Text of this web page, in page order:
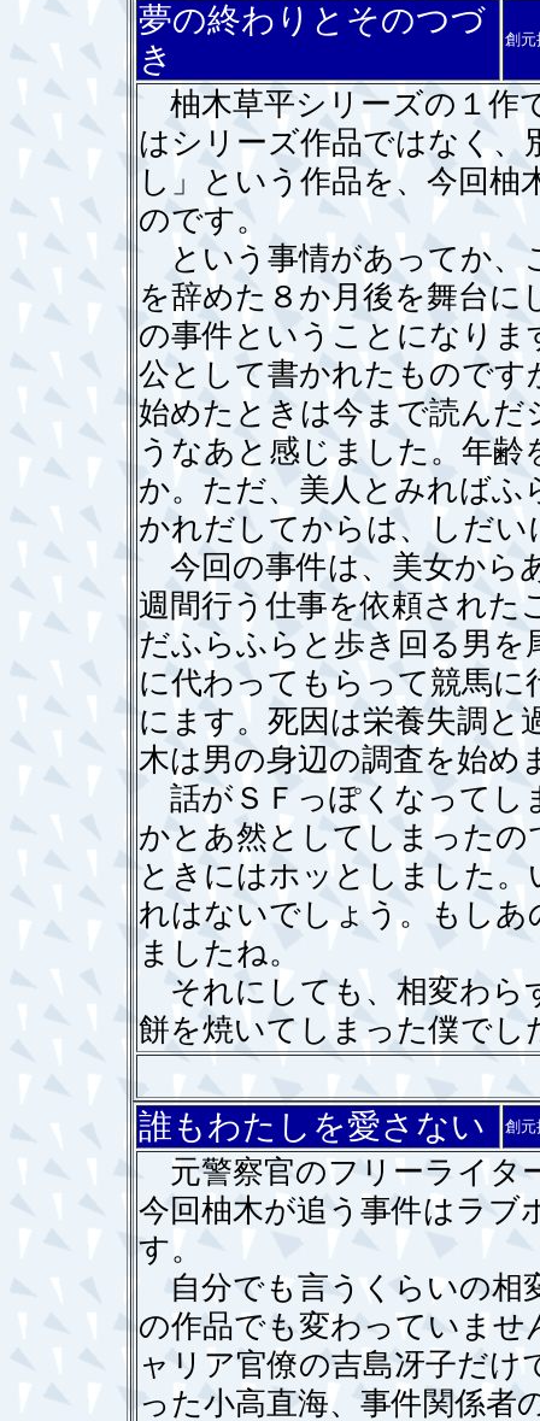
夢の終わりとそのつづ
き
創元
柚木草平シリーズの１作
はシリーズ作品ではなく、
し」という作品を、今回柚
のです。
という事情があってか、
を辞めた８か月後を舞台
の事件ということになりま
公として書かれたもので
始めたときは今まで読んだ
うなあと感じました。年
か。ただ、美人とみれば
かれだしてからは、しだ
今回の事件は、美女から
週間行う仕事を依頼された
だふらふらと歩き回る男を
に代わってもらって競馬に
にます。死因は栄養失調と
木は男の身辺の調査を始め
話がＳＦっぽくなってし
かとあ然としてしまった
ときにはホッとしました
れはないでしょう。もし
ましたね。
それにしても、相変わら
餅を焼いてしまった僕でし
誰もわたしを愛さない 創元
元警察官のフリーライタ
今回柚木が追う事件はラブ
す。
自分でも言うくらいの相
の作品でも変わっていませ
ャリア官僚の吉島冴子だけ
った小高直海、事件関係者